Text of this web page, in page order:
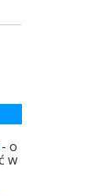
- o
w